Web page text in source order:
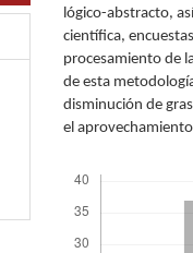
lógico-abstracto,
científica,
procesamiento de
de esta
disminución de
el